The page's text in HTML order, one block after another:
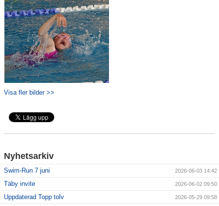
Visa fler bilder >>
Nyhetsarkiv
Swim-Run 7 juni 2026-06-03 14:42
Täby invite 2026-06-02 09:50
Uppdaterad Topp tolv 2026-05-29 09:58